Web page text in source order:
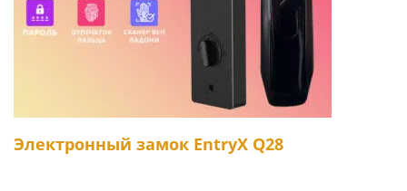
Электронный замок EntryX Q28